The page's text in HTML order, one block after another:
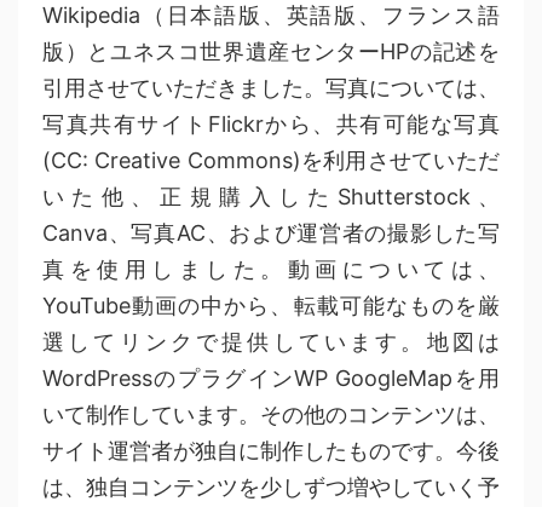
Wikipedia（日本語版、英語版、フランス語
版）とユネスコ世界遺産センターHPの記述を
引用させていただきました。写真については、
写真共有サイトFlickrから、共有可能な写真
(CC: Creative Commons)を利用させていただ
いた他、正規購入したShutterstock、
Canva、写真AC、および運営者の撮影した写
真を使用しました。動画については、
YouTube動画の中から、転載可能なものを厳
選してリンクで提供しています。地図は
WordPressのプラグインWP GoogleMapを用
いて制作しています。その他のコンテンツは、
サイト運営者が独自に制作したものです。今後
は、独自コンテンツを少しずつ増やしていく予